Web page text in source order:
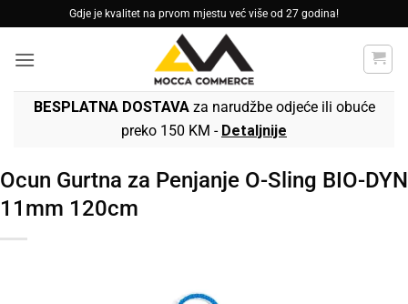
to
content
Gdje je kvalitet na prvom mjestu već više od 27 godina!
BESPLATNA DOSTAVAza narudžbe odjeće ili obuće
preko 150 KM - Detaljnije
Ocun Gurtna za Penjanje O-Sling BIO-DYN
11mm 120cm